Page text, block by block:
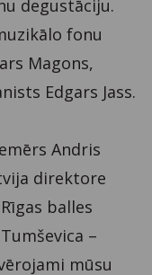
degustāciju.
fonu
Magons,
Edgars Jass.
Andris
direktore
balles
–
mūsu